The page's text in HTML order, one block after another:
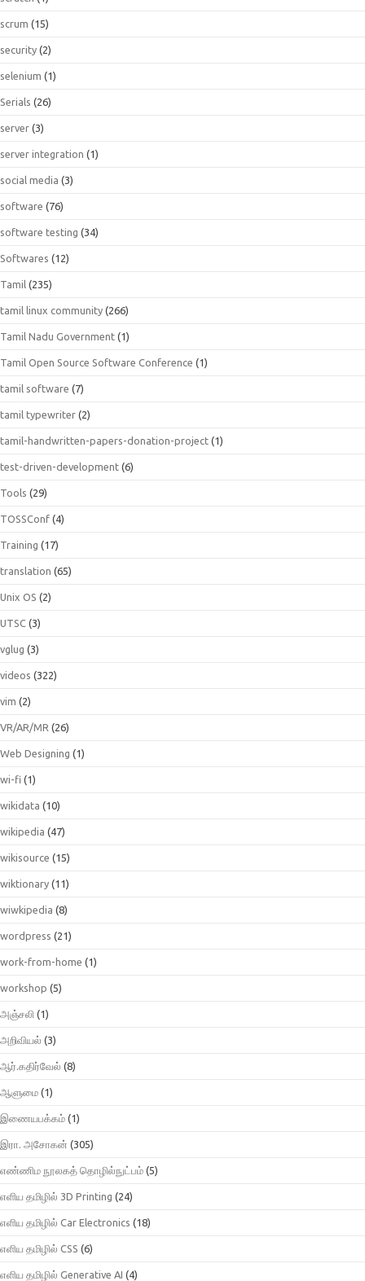
scrum (15)
security (2)
selenium (1)
Serials (26)
server (3)
server integration (1)
social media (3)
software (76)
software testing (34)
Softwares (12)
Tamil (235)
tamil linux community (266)
Tamil Nadu Government (1)
Tamil Open Source Software Conference (1)
tamil software (7)
tamil typewriter (2)
tamil-handwritten-papers-donation-project (1)
test-driven-development (6)
Tools (29)
TOSSConf (4)
Training (17)
translation (65)
Unix OS (2)
UTSC (3)
vglug (3)
videos (322)
vim (2)
VR/AR/MR (26)
Web Designing (1)
wi-fi (1)
wikidata (10)
wikipedia (47)
wikisource (15)
wiktionary (11)
wiwkipedia (8)
wordpress (21)
work-from-home (1)
workshop (5)
அஞ்சலி (1)
அறிவியல் (3)
ஆர்.கதிர்வேல் (8)
ஆளுமை (1)
இணையபக்கம் (1)
இரா. அசோகன் (305)
எண்ணிம நூலகத் தொழில்நுட்பம் (5)
எளிய தமிழில் 3D Printing (24)
எளிய தமிழில் Car Electronics (18)
எளிய தமிழில் CSS (6)
எளிய தமிழில் Generative AI (4)